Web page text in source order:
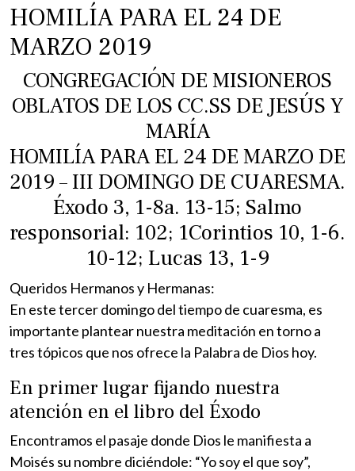
HOMILÍA PARA EL 24 DE
MARZO 2019
CONGREGACIÓN DE MISIONEROS
OBLATOS DE LOS CC.SS DE JESÚS Y
MARÍA
HOMILÍA PARA EL 24 DE MARZO DE
2019 – III DOMINGO DE CUARESMA.
Éxodo 3, 1-8a. 13-15; Salmo
responsorial: 102; 1Corintios 10, 1-6.
10-12; Lucas 13, 1-9
Queridos Hermanos y Hermanas:
En este tercer domingo del tiempo de cuaresma, es
importante plantear nuestra meditación en torno a
tres tópicos que nos ofrece la Palabra de Dios hoy.
En primer lugar fijando nuestra
atención en el libro del Éxodo
Encontramos el pasaje donde Dios le manifiesta a
Moisés su nombre diciéndole: “Yo soy el que soy”,